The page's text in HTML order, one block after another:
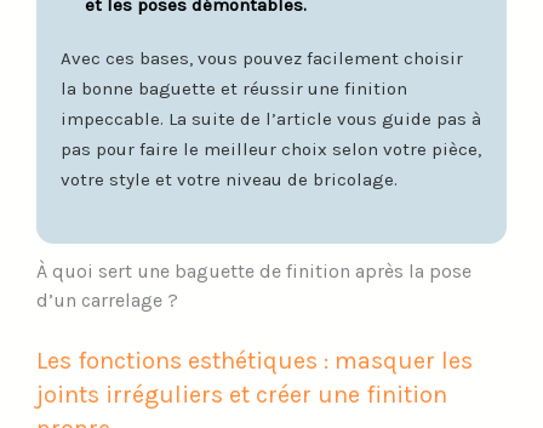
et les poses démontables.
Avec ces bases, vous pouvez facilement choisir
la bonne baguette et réussir une finition
impeccable. La suite de l’article vous guide pas à
pas pour faire le meilleur choix selon votre pièce,
votre style et votre niveau de bricolage.
À quoi sert une baguette de finition après la pose
d’un carrelage ?
Les fonctions esthétiques : masquer les
joints irréguliers et créer une finition